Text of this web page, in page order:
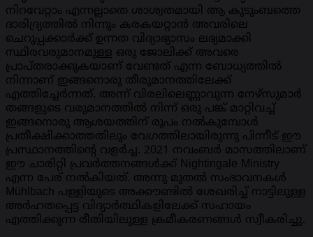
നിറവേറ്റാം എന്നല്ലാതെ ശാശ്വതമായി ആ കുടുംബത്തെ
ദാരിദ്ര്യത്തിൽ നിന്നും കരകയറ്റാൻ അവരിലെ
ചെറുപ്പക്കാർക്ക് ഉന്നത വിദ്യാഭ്യാസം ലഭ്യമാക്കി
സ്ഥിരവരുമാനമുള്ള ഒരു ജോലിക്ക് അവരെ
പ്രാപ്തരാക്കുകയാണ് വേണ്ടത് എന്ന ബോധ്യത്തിൽ
നിന്നാണ് ഇങ്ങനൊരു തീരുമാനത്തിലേക്ക്
എത്തിച്ചേർന്നത്. അന്ന്‌ വിരലിലെണ്ണാവുന്ന നേഴ്‌സുമാർ
തങ്ങളുടെ വരുമാനത്തിൽ നിന്ന് ഒരു പങ്ക് മാറ്റിവച്ച്
ഇങ്ങനൊരു ആശയത്തിന് രൂപം നൽകുമ്പോൾ
പ്രതീക്ഷിക്കാത്തതിലും വേഗത്തിലായിരുന്നു പിന്നീട് ഈ
പ്രസ്ഥാനത്തിന്റെ വളർച്ച. 2021 നവംബർ മാസത്തിലാണ്
ഈ ചാരിറ്റി പ്രവർത്തനങ്ങൾക്ക് Nightingale Ministry
എന്ന പേര് നൽകിയത്. അന്നു മുതൽ സംഭാവനകൾ
Mühlbach പള്ളിയുടെ അക്കൗണ്ടിൽ ശേഖരിച്ച് നാട്ടിലുള്ള
അർഹതപ്പെട്ട വിദ്യാർത്ഥികളിലേക്ക് സഹായം
എത്തിക്കുന്ന രീതിയിലുള്ള ക്രമീകരണങ്ങൾ സ്വീകരിച്ചു.